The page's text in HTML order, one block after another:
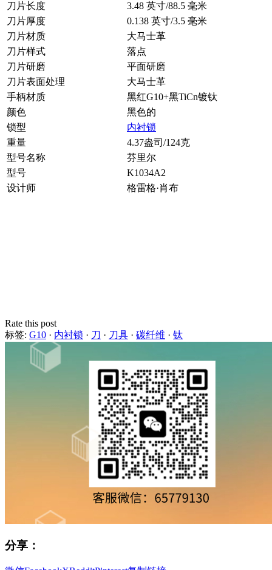
刀片长度
3.48 英寸/88.5 毫米
刀片厚度
0.138 英寸/3.5 毫米
刀片材质
大马士革
刀片样式
落点
刀片研磨
平面研磨
刀片表面处理
大马士革
手柄材质
黑红G10+黑TiCn镀钛
颜色
黑色的
锁型
内衬锁
重量
4.37盎司/124克
型号名称
芬里尔
型号
K1034A2
设计师
格雷格·肖布
Rate this post
标签: G10 · 内衬锁 · 刀 · 刀具 · 碳纤维 · 钛
分享：